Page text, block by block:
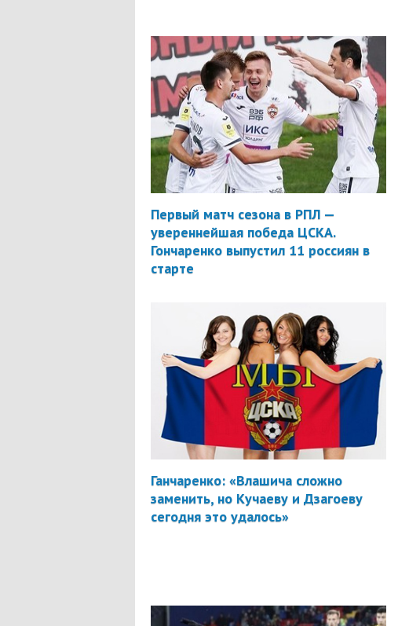
Первый матч сезона в РПЛ —
увереннейшая победа ЦСКА.
Гончаренко выпустил 11 россиян в
старте
Ганчаренко: «Влашича сложно
заменить, но Кучаеву и Дзагоеву
сегодня это удалось»